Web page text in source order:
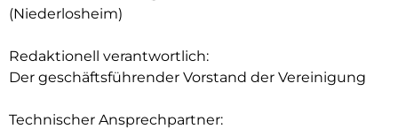
(Niederlosheim)
Redaktionell verantwortlich:
Der geschäftsführender Vorstand der Vereinigung
Technischer Ansprechpartner: